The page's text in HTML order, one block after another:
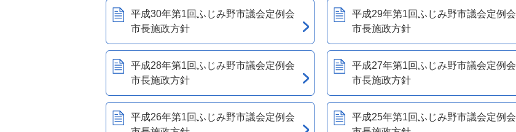
平成30年第1回ふじみ野市議会定例会
市長施政方針
平成29年第1回ふじみ野市議会定例会
市長施政方針
平成28年第1回ふじみ野市議会定例会
市長施政方針
平成27年第1回ふじみ野市議会定例会
市長施政方針
平成26年第1回ふじみ野市議会定例会
平成25年第1回ふじみ野市議会定例会